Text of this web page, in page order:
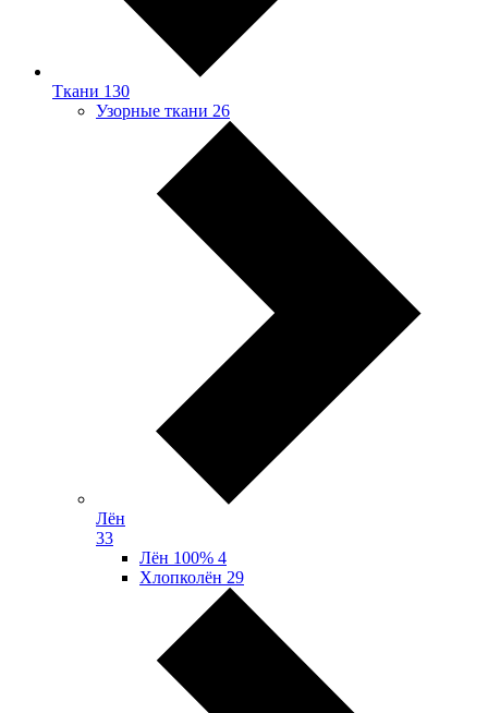
Ткани 130
Узорные ткани 26
Лён
33
Лён 100% 4
Хлопколён 29